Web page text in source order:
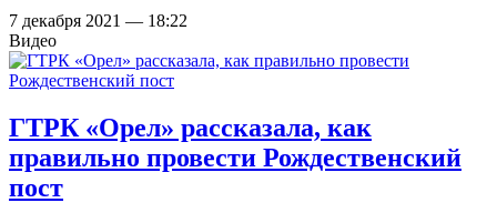
7 декабря 2021 — 18:22
Видео
ГТРК «Орел» рассказала, как
правильно провести Рождественский
пост